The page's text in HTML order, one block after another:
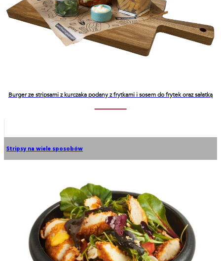
Burger ze stripsami z kurczaka podany z frytkami i sosem do frytek oraz sałatką
Stripsy na wiele sposobów